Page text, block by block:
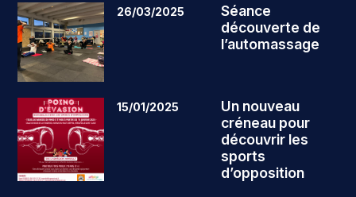
26/03/2025
Séance
découverte de
l’automassage
15/01/2025
Un nouveau
créneau pour
découvrir les
sports
d’opposition